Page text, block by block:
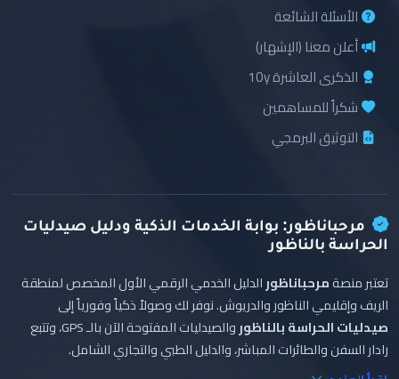
الأسئلة الشائعة
أعلن معنا (الإشهار)
الذكرى العاشرة 10y
شكراً للمساهمين
التوثيق البرمجي
مرحباناظور: بوابة الخدمات الذكية ودليل صيدليات
الحراسة بالناظور
تعتبر منصةمرحباناظورالدليل الخدمي الرقمي الأول المخصص لمنطقة
الريف وإقليمي الناظور والدريوش. نوفر لك وصولاً ذكياً وفورياً إلى
صيدليات الحراسة بالناظور
والصيدليات المفتوحة الآن بالـ GPS، وتتبع
رادار السفن والطائرات المباشر، والدليل الطبي والتجاري الشامل.